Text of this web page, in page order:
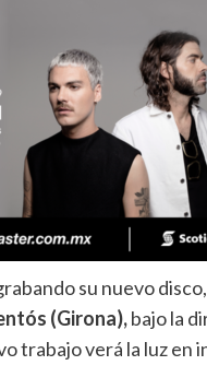
su nuevo
(Girona),bajo la
trabajo verá la luz en